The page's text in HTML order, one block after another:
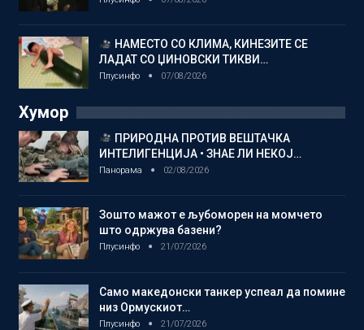
НАМЕСТО СО КЛИМА, КИНЕЗИТЕ СЕ
ЛАДАТ СО ЏИНОВСКИ ТИКВИ…
Плусинфо 07/08/2026
Хумор
ПРИРОДНА ПРОТИВ ВЕШТАЧКА
ИНТЕЛИГЕНЦИЈА • ЗНАЕ ЛИ НЕКОЈ…
Панорама 02/08/2026
Зошто мажот е љубоморен на момчето
што одржува базени?
Плусинфо 21/07/2026
Само македонски танкер успеал да помине
низ Ормускиот…
Плусинфо 21/07/2026